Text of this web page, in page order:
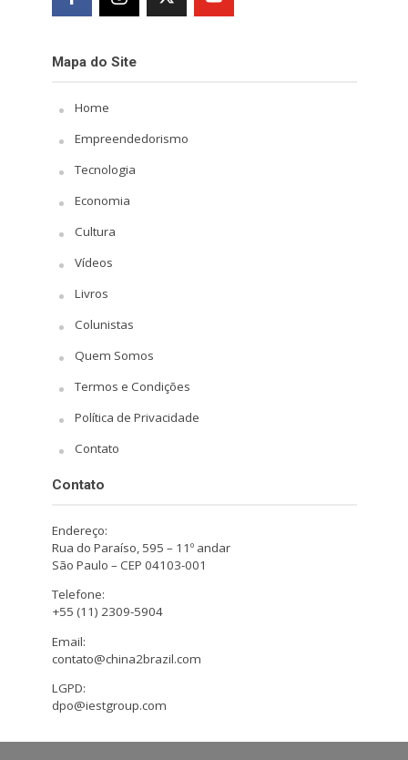
Mapa do Site
Home
Empreendedorismo
Tecnologia
Economia
Cultura
Vídeos
Livros
Colunistas
Quem Somos
Termos e Condições
Política de Privacidade
Contato
Contato
Endereço:
Rua do Paraíso, 595 – 11º andar
São Paulo – CEP 04103-001
Telefone:
+55 (11) 2309-5904
Email:
contato@china2brazil.com
LGPD:
dpo@iestgroup.com